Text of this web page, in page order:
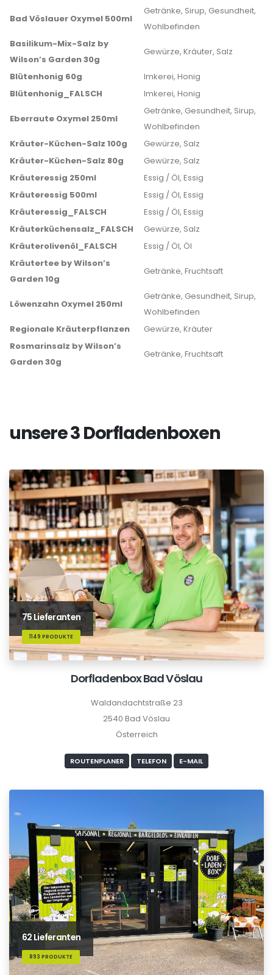
Bad Vöslauer Oxymel 500ml
Getränke, Sirup, Gesundheit,
Wohlbefinden
Basilikum-Mix-Salz by
Wilson’s Garden 30g
Gewürze, Kräuter, Salz
Blütenhonig 60g
Imkerei, Honig
Blütenhonig_FALSCH
Imkerei, Honig
Eberraute Oxymel 250ml
Getränke, Gesundheit, Sirup,
Wohlbefinden
Kräuter-Küchen-Salz 100g
Gewürze, Salz
Kräuter-Küchen-Salz 80g
Gewürze, Salz
Kräuteressig 250ml
Essig / Öl, Essig
Kräuteressig 500ml
Essig / Öl, Essig
Kräuteressig_FALSCH
Essig / Öl, Essig
Kräuterküchensalz_FALSCH
Gewürze, Salz
Kräuterolivenöl_FALSCH
Essig / Öl, Öl
Kräutertee by Wilson’s
Garden 10g
Getränke, Fruchtsaft
Löwenzahn Oxymel 250ml
Getränke, Gesundheit, Sirup,
Wohlbefinden
Regionale Kräuterpflanzen
Gewürze, Kräuter
Rosmarinsalz by Wilson’s
Garden 30g
Getränke, Fruchtsaft
unsere 3 Dorfladenboxen
75 Lieferanten
1149 PRODUKTE
Dorfladenbox Bad Vöslau
Waldandachtstraße 23
2540 Bad Vöslau
Österreich
ROUTENPLANER TELEFON E-MAIL
62 Lieferanten
893 PRODUKTE